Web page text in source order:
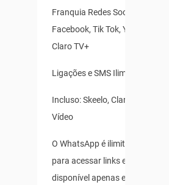
Franquia Redes Sociais:
Facebook, Tik Tok, Youtube,
Claro TV+
Ligações e SMS Ilimitados
Incluso: Skeelo, Claro Banca e
Vídeo
O WhatsApp é ilimitado para
para acessar links externos, e
disponível apenas enquanto